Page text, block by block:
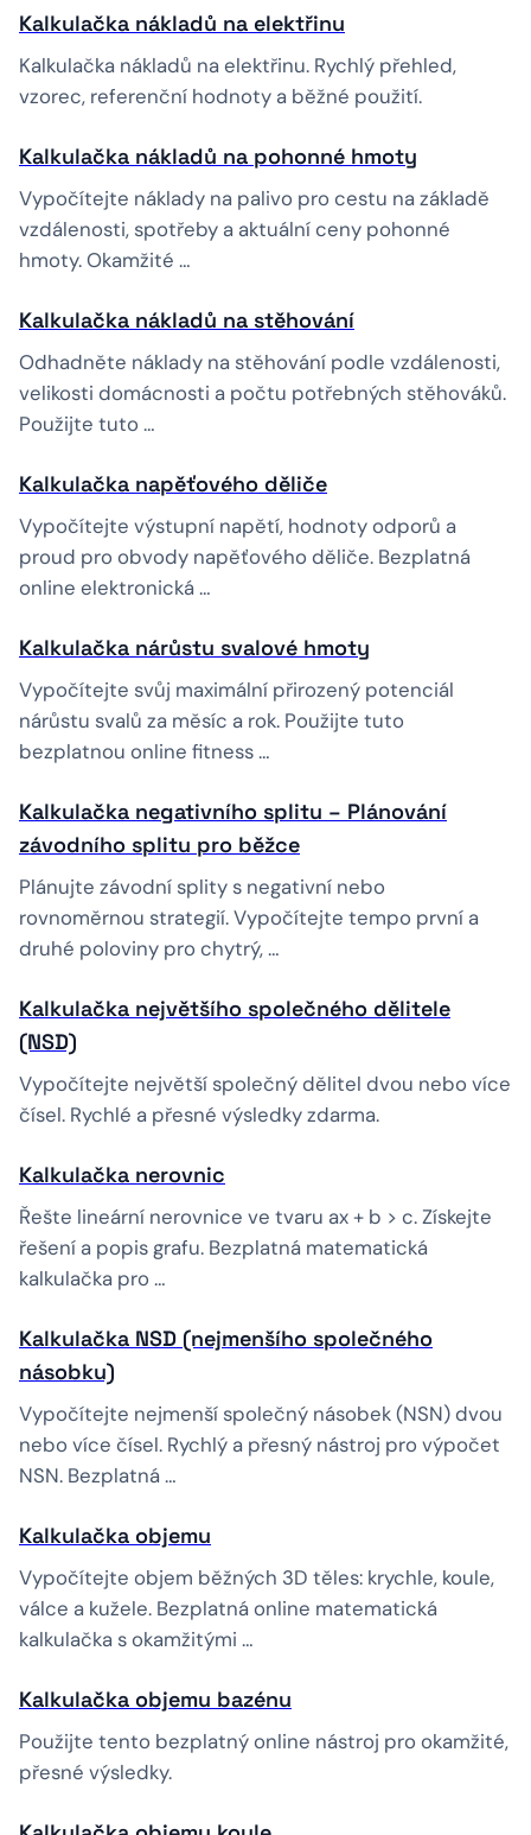
Kalkulačka nákladů na elektřinu
Kalkulačka nákladů na elektřinu. Rychlý přehled,
vzorec, referenční hodnoty a běžné použití.
Kalkulačka nákladů na pohonné hmoty
Vypočítejte náklady na palivo pro cestu na základě
vzdálenosti, spotřeby a aktuální ceny pohonné
hmoty. Okamžité …
Kalkulačka nákladů na stěhování
Odhadněte náklady na stěhování podle vzdálenosti,
velikosti domácnosti a počtu potřebných stěhováků.
Použijte tuto …
Kalkulačka napěťového děliče
Vypočítejte výstupní napětí, hodnoty odporů a
proud pro obvody napěťového děliče. Bezplatná
online elektronická …
Kalkulačka nárůstu svalové hmoty
Vypočítejte svůj maximální přirozený potenciál
nárůstu svalů za měsíc a rok. Použijte tuto
bezplatnou online fitness …
Kalkulačka negativního splitu – Plánování
závodního splitu pro běžce
Plánujte závodní splity s negativní nebo
rovnoměrnou strategií. Vypočítejte tempo první a
druhé poloviny pro chytrý, …
Kalkulačka největšího společného dělitele
(NSD)
Vypočítejte největší společný dělitel dvou nebo více
čísel. Rychlé a přesné výsledky zdarma.
Kalkulačka nerovnic
Řešte lineární nerovnice ve tvaru ax + b > c. Získejte
řešení a popis grafu. Bezplatná matematická
kalkulačka pro …
Kalkulačka NSD (nejmenšího společného
násobku)
Vypočítejte nejmenší společný násobek (NSN) dvou
nebo více čísel. Rychlý a přesný nástroj pro výpočet
NSN. Bezplatná …
Kalkulačka objemu
Vypočítejte objem běžných 3D těles: krychle, koule,
válce a kužele. Bezplatná online matematická
kalkulačka s okamžitými …
Kalkulačka objemu bazénu
Použijte tento bezplatný online nástroj pro okamžité,
přesné výsledky.